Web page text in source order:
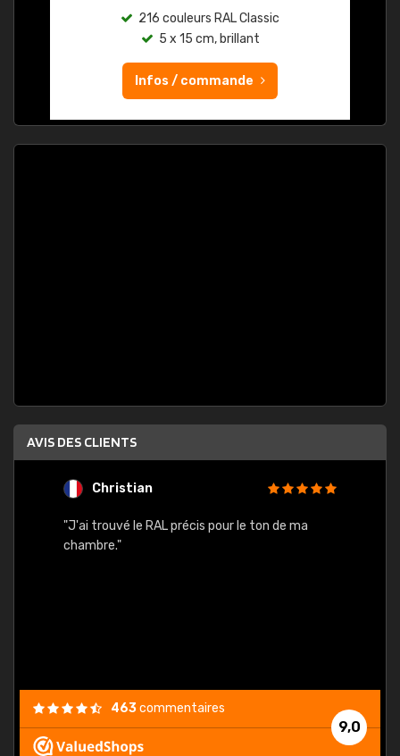
216 couleurs RAL Classic
5 x 15 cm, brillant
Infos / commande
AVIS DES CLIENTS
Christian
"J'ai trouvé le RAL précis pour le ton de ma
chambre."
9,0
463commentaires